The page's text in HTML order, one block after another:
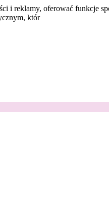
i reklamy, oferować funkcje
któr